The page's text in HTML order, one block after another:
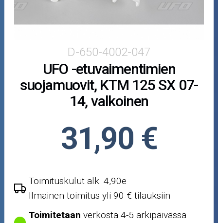
Öljyt ja kemikaalit
Työkalut
D-650-4002-047
UFO -etuvaimentimien
suojamuovit, KTM 125 SX 07-
14, valkoinen
31,90 €
Toimituskulut alk. 4,90e
Ilmainen toimitus yli 90 € tilauksiin
Toimitetaan verkosta 4-5 arkipäivässä